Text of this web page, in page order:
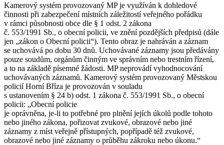
Kamerový systém provozovaný MP je využíván k dohledové
činnosti při zabezpečení místních záležitostí veřejného pořádku
v rámci působnosti obce dle § 1 odst. 2 zákona
č. 553/1991 Sb., o obecní policii, ve znění pozdějších předpisů (dále
jen „zákon o Obecní policii“). Tento obraz je nahráván a záznam
se uchovává po dobu 30 dnů. Uchovávané záznamy jsou předávány
pouze soudům, orgánům činným ve správním nebo trestním řízení,
a to na základě písemné žádosti. MP neprovádí vyhodnocování
uchovávaných záznamů. Kamerový systém provozovaný Městskou
policií Horní Bříza je provozován v souladu
s ustanovením § 24 b) odst. 1 zákona č. 553/1991 Sb., o obecní
policii: „Obecní policie
je oprávněna, je-li to potřebné pro plnění jejích úkolů podle tohoto
nebo jiného zákona, pořizovat zvukové, obrazové nebo jiné
záznamy z míst veřejně přístupných, popřípadě též zvukové,
obrazové nebo jiné záznamy o průběhu zákroku nebo úkonu.“